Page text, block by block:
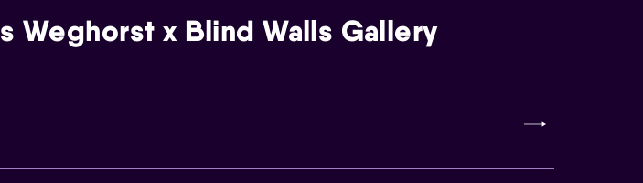
Weghorst x Blind Walls Gallery